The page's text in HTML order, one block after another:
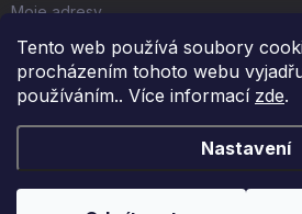
Tento web používá soubory
procházením tohoto webu
používáním.. Více informací zde.
Nastavení
Moje adresy
FACEBOOK
Copyright 2026 .